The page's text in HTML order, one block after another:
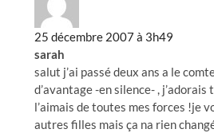
25 décembre 2007 à 3h49
sarah
salut j’ai passé deux ans a le
d’avantage -en silence- ,
l’aimais de toutes mes forces !je
autres filles mais ça na rien